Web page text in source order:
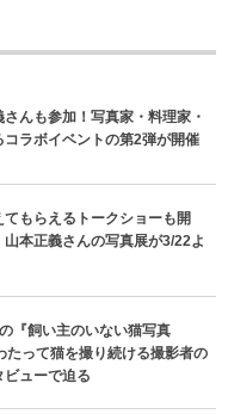
んも参加！写真家・料理家・
ラボイベントの第2弾が開催
もらえるトークショーも開
本正義さんの写真展が3/22よ
『飼い主のいない猫写真
たって猫を撮り続ける撮影者の
ューで迫る